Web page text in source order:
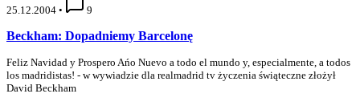
25.12.2004 • 9
Beckham: Dopadniemy Barcelonę
Feliz Navidad y Prospero Ańo Nuevo a todo el mundo y, especialmente, a todos
los madridistas! - w wywiadzie dla realmadrid tv życzenia świąteczne złożył
David Beckham